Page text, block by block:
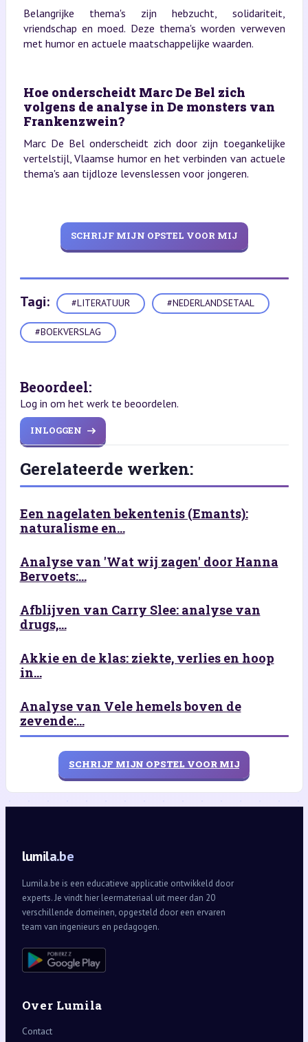
Belangrijke thema's zijn hebzucht, solidariteit,
vriendschap en moed. Deze thema's worden verweven
met humor en actuele maatschappelijke waarden.
Hoe onderscheidt Marc De Bel zich
volgens de analyse in De monsters van
Frankenzwein?
Marc De Bel onderscheidt zich door zijn toegankelijke
vertelstijl, Vlaamse humor en het verbinden van actuele
thema's aan tijdloze levenslessen voor jongeren.
SCHRIJF MIJN OPSTEL VOOR MIJ
Tagi: #LITERATUUR #NEDERLANDSETAAL
#BOEKVERSLAG
Beoordeel:
Log in om het werk te beoordelen.
INLOGGEN
Gerelateerde werken:
Een nagelaten bekentenis (Emants):
naturalisme en...
Analyse van 'Wat wij zagen' door Hanna
Bervoets:...
Afblijven van Carry Slee: analyse van
drugs,...
Akkie en de klas: ziekte, verlies en hoop
in...
Analyse van Vele hemels boven de
zevende:...
SCHRIJF MIJN OPSTEL VOOR MIJ
lumila.be
Lumila.be is een educatieve applicatie ontwikkeld door
experts. Je vindt hier leermateriaal uit meer dan 20
verschillende domeinen, opgesteld door een ervaren
team van ingenieurs en pedagogen.
Over Lumila
Contact